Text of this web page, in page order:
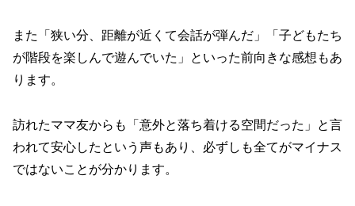
また「狭い分、距離が近くて会話が弾んだ」「子どもたち
が階段を楽しんで遊んでいた」といった前向きな感想もあ
ります。
訪れたママ友からも「意外と落ち着ける空間だった」と言
われて安心したという声もあり、必ずしも全てがマイナス
ではないことが分かります。